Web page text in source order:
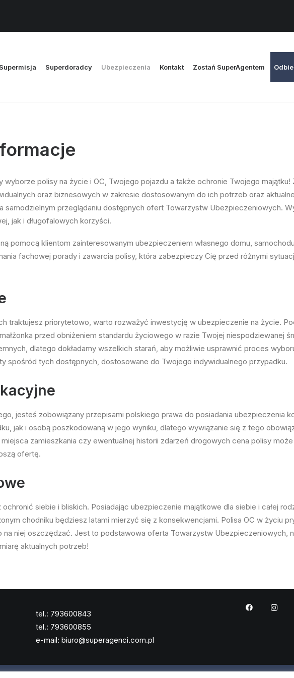
Supermisja Superdoradcy Ubezpieczenia Kontakt Zostań SuperAgentem
polisy na życie i OC, Twojego pojazdu a także ochronie Twojego majątku!
oraz biznesowych w zakresie dostosowanym do ich potrzeb oraz
samodzielnym przeglądaniu dostępnych ofert Towarzystw Ubezpieczeniowych.
jak i długofalowych korzyści.
pomocą klientom zainteresowanym ubezpieczeniem własnego domu,
fachowej porady i zawarcia polisy, która zabezpieczy Cię przed różnymi
traktujesz priorytetowo, warto rozważyć inwestycję w ubezpieczenie na życie.
przed obniżeniem standardu życiowego w razie Twojej niespodziewanej
dlatego dokładamy wszelkich starań, aby możliwie usprawnić proces
spośród tych dostępnych, dostosowane do Twojego indywidualnego przypadku.
jesteś zobowiązany przepisami polskiego prawa do posiadania ubezpieczenia
jak i osobą poszkodowaną w jego wyniku, dlatego wywiązanie się z tego
zamieszkania czy ewentualnej historii zdarzeń drogowych cena polisy
ofertę.
siebie i bliskich. Posiadając ubezpieczenie majątkowe dla siebie i całej
chodniku będziesz latami mierzyć się z konsekwencjami. Polisa OC w życiu
niej oszczędzać. Jest to podstawowa oferta Towarzystw Ubezpieczeniowych,
aktualnych potrzeb!
tel.: 793600843
tel.: 793600855
e-mail: biuro@superagenci.com.pl